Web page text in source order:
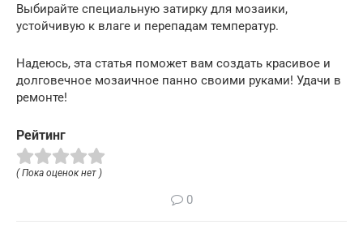
Выбирайте специальную затирку для мозаики,
устойчивую к влаге и перепадам температур.
Надеюсь, эта статья поможет вам создать красивое и
долговечное мозаичное панно своими руками! Удачи в
ремонте!
Рейтинг
( Пока оценок нет )
0